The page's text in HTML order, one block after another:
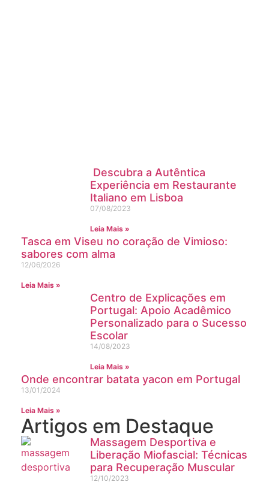
Descubra a Autêntica
Experiência em Restaurante
Italiano em Lisboa
07/08/2023
Leia Mais »
Tasca em Viseu no coração de Vimioso:
sabores com alma
12/06/2026
Leia Mais »
Centro de Explicações em
Portugal: Apoio Acadêmico
Personalizado para o Sucesso
Escolar
14/08/2023
Leia Mais »
Onde encontrar batata yacon em Portugal
13/01/2024
Leia Mais »
Artigos em Destaque
Massagem Desportiva e
Liberação Miofascial: Técnicas
para Recuperação Muscular
12/10/2023